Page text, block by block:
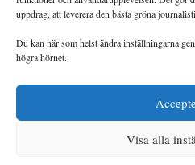
uppdrag, att leverera den bästa gröna
Du kan när som helst ändra inställningarna
högra hörnet.
Visa alla
både via starka och lika rättigheter
ekonomiska och sociala klyftor,
utvecklas och frodas.